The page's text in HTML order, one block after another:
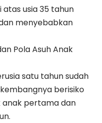
usia 35 tahun
menyebabkan
Pola Asuh Anak
satu tahun sudah
berisiko
anak pertama dan